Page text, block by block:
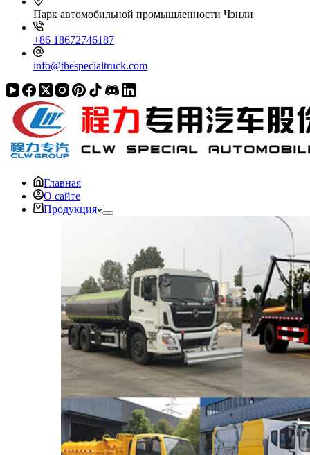
Парк автомобильной промышленности Чэнли
+86 18672746187
info@thespecialtruck.com
Главная
О сайте
Продукция